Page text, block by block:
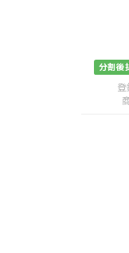
分割後